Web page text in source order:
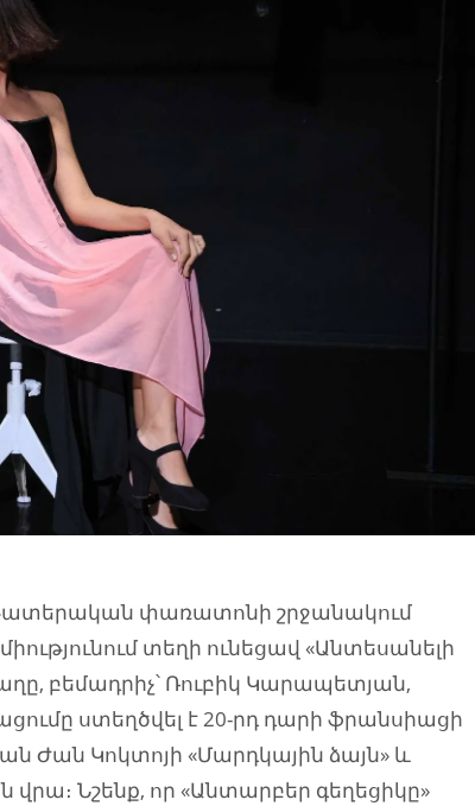
թատերական փառատոնի շրջանակում
տեղի ունեցավ «Անտեսանելի
բեմադրիչ՝ Ռուբիկ Կարապետյան,
ստեղծվել է 20-րդ դարի ֆրանսիացի
Ժան Կոկտոյի «Մարդկային ձայն» և
Նշենք, որ «Անտարբեր գեղեցիկը»